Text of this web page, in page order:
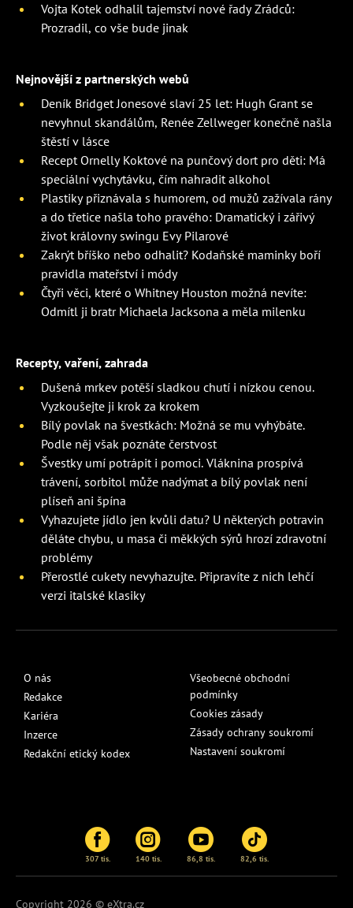
Vojta Kotek odhalil tajemství nové řady Zrádců:
Prozradil, co vše bude jinak
Nejnovější z partnerských webů
Deník Bridget Jonesové slaví 25 let: Hugh Grant se
nevyhnul skandálům, Renée Zellweger konečně našla
štěstí v lásce
Recept Ornelly Koktové na punčový dort pro děti: Má
speciální vychytávku, čím nahradit alkohol
Plastiky přiznávala s humorem, od mužů zažívala rány
a do třetice našla toho pravého: Dramatický i zářivý
život královny swingu Evy Pilarové
Zakrýt bříško nebo odhalit? Kodaňské maminky boří
pravidla mateřství i módy
Čtyři věci, které o Whitney Houston možná nevíte:
Odmítl ji bratr Michaela Jacksona a měla milenku
Recepty, vaření, zahrada
Dušená mrkev potěší sladkou chutí i nízkou cenou.
Vyzkoušejte ji krok za krokem
Bílý povlak na švestkách: Možná se mu vyhýbáte.
Podle něj však poznáte čerstvost
Švestky umí potrápit i pomoci. Vláknina prospívá
trávení, sorbitol může nadýmat a bílý povlak není
plíseň ani špína
Vyhazujete jídlo jen kvůli datu? U některých potravin
děláte chybu, u masa či měkkých sýrů hrozí zdravotní
problémy
Přerostlé cukety nevyhazujte. Připravíte z nich lehčí
verzi italské klasiky
O nás
Redakce
Kariéra
Inzerce
Redakční etický kodex
Všeobecné obchodní
podmínky
Cookies zásady
Zásady ochrany soukromí
Nastavení soukromí
307 tis. 140 tis. 86,8 tis. 82,6 tis.
Copyright 2026 © eXtra.cz